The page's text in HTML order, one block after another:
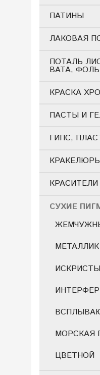
ПАТИНЫ
ЛАКОВАЯ
ПОТАЛЬ
ВАТА,
КРАСКА
ПАСТЫ И
ГИПС,
КРАСИТЕЛИ
СУХИЕ
МЕТАЛЛИК
МОРСКАЯ
ЦВЕТНОЙ